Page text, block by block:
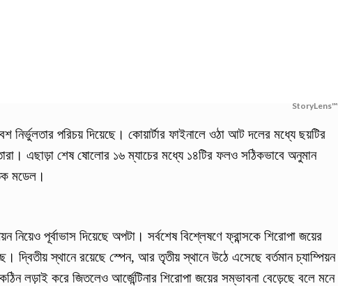
StoryLens™
নির্ভুলতার পরিচয় দিয়েছে। কোয়ার্টার ফাইনালে ওঠা আট দলের মধ্যে ছয়টির
এছাড়া শেষ ষোলোর ১৬ ম্যাচের মধ্যে ১৪টির ফলও সঠিকভাবে অনুমান
মডেল।
নিয়েও পূর্বাভাস দিয়েছে অপটা। সর্বশেষ বিশ্লেষণে ফ্রান্সকে শিরোপা জয়ের
দ্বিতীয় স্থানে রয়েছে স্পেন, আর তৃতীয় স্থানে উঠে এসেছে বর্তমান চ্যাম্পিয়ন
কঠিন লড়াই করে জিতলেও আর্জেন্টিনার শিরোপা জয়ের সম্ভাবনা বেড়েছে বলে মনে